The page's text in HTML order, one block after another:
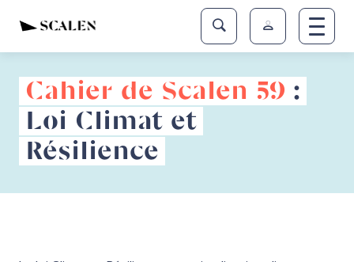
Cahier de Scalen 59 :
Loi Climat et
Résilience